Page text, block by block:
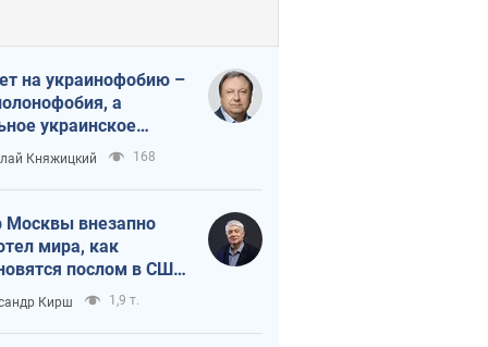
на украинофобию –
а
украинское
Княжицкий 168
Москвы внезапно
мира, как
послом в США
украинские топ-
Кирш 1,9 т.